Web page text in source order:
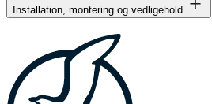
Installation, montering og vedligehold